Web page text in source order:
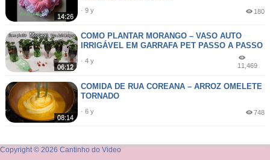
14:26
· 9 y 180
06:12
COMO PLANTAR MORANGO – VASO AUTO
IRRIGÁVEL EM GARRAFA PET PASSO A PASSO
· 4 y
11,469
08:14
COMIDA DE RUA COREANA – ARROZ OMELETE
TORNADO
· 6 y 748
Copyright © 2026 Cantinho do Video